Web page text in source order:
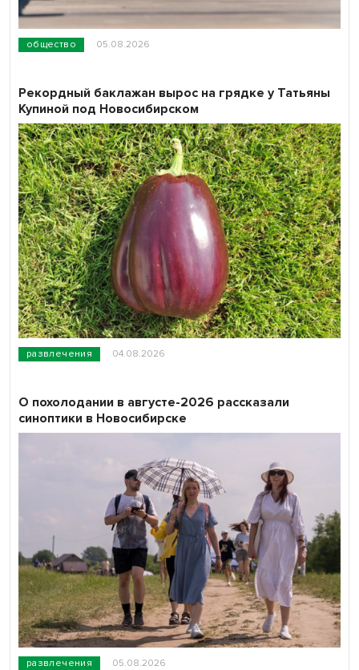
общество 05.08.2026
развлечения 04.08.2026
Рекордный баклажан вырос на грядке у Татьяны
Купиной под Новосибирском
развлечения 05.08.2026
О похолодании в августе-2026 рассказали
синоптики в Новосибирске